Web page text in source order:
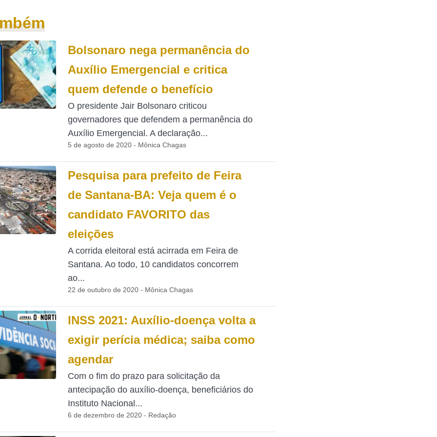
Bolsonaro nega permanência do
Auxílio Emergencial e critica
quem defende o benefício
O presidente Jair Bolsonaro criticou
governadores que defendem a permanência do
Auxílio Emergencial. A declaração...
5 de agosto de 2020 - Mônica Chagas
Pesquisa para prefeito de Feira
de Santana-BA: Veja quem é o
candidato FAVORITO das
eleições
A corrida eleitoral está acirrada em Feira de
Santana. Ao todo, 10 candidatos concorrem
ao...
22 de outubro de 2020 - Mônica Chagas
INSS 2021: Auxílio-doença volta a
exigir perícia médica; saiba como
agendar
Com o fim do prazo para solicitação da
antecipação do auxílio-doença, beneficiários do
Instituto Nacional...
6 de dezembro de 2020 - Redação